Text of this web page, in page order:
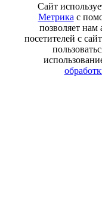
Сайт
Метрика с
позволяет нам
посетителей с